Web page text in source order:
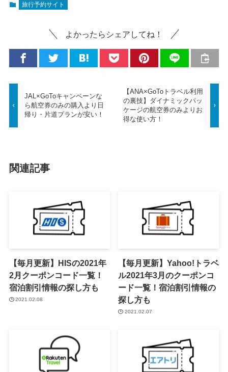
旅行予約サイト
よかったらシェアしてね！
JAL×GoToキャンペーンな
ら航空券のみの購入より日
帰り・片道プランが安い！
【ANA×GoToトラベル利用
の裏技】ダイナミックパッ
ケージの航空券のみよりお
得な使い方！
関連記事
【毎月更新】HISの2021年
2月クーポンコード一覧！
宿泊割引情報の探し方も
2021.02.08
【毎月更新】Yahoo!トラベ
ル2021年3月のクーポンコ
ード一覧！宿泊割引情報の
探し方も
2021.02.07